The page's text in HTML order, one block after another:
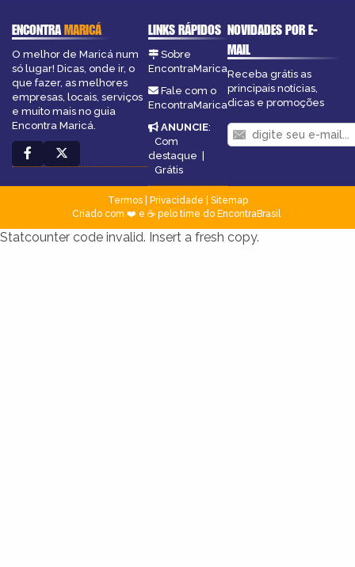
ENCONTRAMARICÁ
O melhor de Maricá num
só lugar! Dicas, onde ir, o
que fazer, as melhores
empresas, locais, serviços
e muito mais no guia
Encontra Maricá.
LINKS RÁPIDOS
Sobre
EncontraMarica
Fale com o
EncontraMarica
ANUNCIE:
Com
destaque |
Grátis
NOVIDADES POR E-
MAIL
Receba grátis as
principais notícias,
dicas e promoções
Termos| Privacidade
Sitemap
Criado com ❤️ e ☕ pelo time do EncontraBrasil
Statcounter code invalid. Insert a fresh copy.